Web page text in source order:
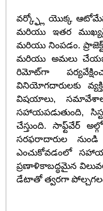
వర్క్ఫ్లో యొక్క
మరియు ఇతర
మరియు నింపడం.
మరియు అమలు
రిమోట్‌గా
వినియోగదారులకు
విషయాలు,
సహాయపడుతుంది,
చేస్తుంది. సాఫ్ట్‌వేర్
సరఫరాదారుల
ఎంచుకోవడంలో
ప్రణాళికాబద్ధమైన
డేటాతో త్వరగా